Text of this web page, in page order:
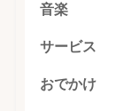
音楽
サービス
おでかけ